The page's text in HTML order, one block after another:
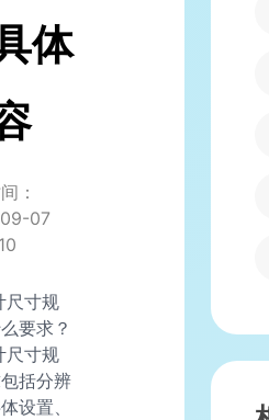
体
：
07
尺寸规
要求？
尺寸规
括分辨
设置、